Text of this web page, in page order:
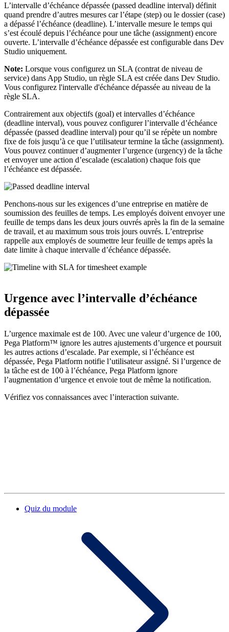
L’intervalle d’échéance dépassée (passed deadline interval) définit
quand prendre d’autres mesures car l’étape (step) ou le dossier (case)
a dépassé l’échéance (deadline). L’intervalle mesure le temps qui
s’est écoulé depuis l’échéance pour une tâche (assignment) encore
ouverte. L’intervalle d’échéance dépassée est configurable dans Dev
Studio uniquement.
Note: Lorsque vous configurez un SLA (contrat de niveau de
service) dans App Studio, un règle SLA est créée dans Dev Studio.
Vous configurez l'intervalle d'échéance dépassée au niveau de la
règle SLA.
Contrairement aux objectifs (goal) et intervalles d’échéance
(deadline interval), vous pouvez configurer l’intervalle d’échéance
dépassée (passed deadline interval) pour qu’il se répète un nombre
fixe de fois jusqu’à ce que l’utilisateur termine la tâche (assignment).
Vous pouvez continuer d’augmenter l’urgence (urgency) de la tâche
et envoyer une action d’escalade (escalation) chaque fois que
l’échéance est dépassée.
Penchons-nous sur les exigences d’une entreprise en matière de
soumission des feuilles de temps. Les employés doivent envoyer une
feuille de temps dans les deux jours ouvrés après la fin de la semaine
de travail, et au maximum sous trois jours ouvrés. L’entreprise
rappelle aux employés de soumettre leur feuille de temps après la
date limite à chaque intervalle d’échéance dépassée.
Urgence avec l’intervalle d’échéance
dépassée
L’urgence maximale est de 100. Avec une valeur d’urgence de 100,
Pega Platform™ ignore les autres ajustements d’urgence et poursuit
les autres actions d’escalade. Par exemple, si l’échéance est
dépassée, Pega Platform notifie l’utilisateur assigné. Si l’urgence de
la tâche est de 100 à l’échéance, Pega Platform ignore
l’augmentation d’urgence et envoie tout de même la notification.
Vérifiez vos connaissances avec l’interaction suivante.
Quiz du module